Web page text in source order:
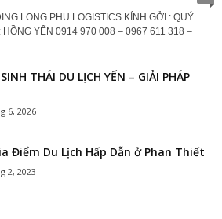
LONG PHU LOGISTICS KÍNH GỞI : QUÝ
HỒNG YẾN 0914 970 008 – 0967 611 318 –
THÁI DU LỊCH YẾN – GIẢI PHÁP
6, 2026
Điểm Du Lịch Hấp Dẫn ở Phan Thiết
2, 2023